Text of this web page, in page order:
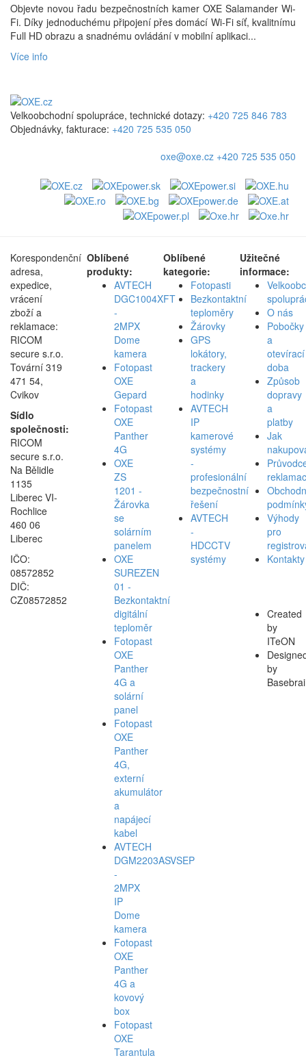
Objevte novou řadu bezpečnostních kamer OXE Salamander Wi-
Fi. Díky jednoduchému připojení přes domácí Wi-Fi síť, kvalitnímu
Full HD obrazu a snadnému ovládání v mobilní aplikaci...
Více info
Velkoobchodní spolupráce, technické dotazy: +420 725 846 783
Objednávky, fakturace: +420 725 535 050
oxe@oxe.cz +420 725 535 050
Korespondenční
adresa,
expedice,
vrácení
zboží a
reklamace:
RICOM
secure s.r.o.
Tovární 319
471 54,
Cvikov
Sídlo
společnosti:
RICOM
secure s.r.o.
Na Bělidle
1135
Liberec VI-
Rochlice
460 06
Liberec
IČO:
08572852
DIČ:
CZ08572852
Oblíbené
produkty:
AVTECH
DGC1004XFT
-
2MPX
Dome
kamera
Fotopast
OXE
Gepard
Fotopast
OXE
Panther
4G
OXE
ZS
1201 -
Žárovka
se
solárním
panelem
OXE
SUREZEN
01 -
Bezkontaktní
digitální
teploměr
Fotopast
OXE
Panther
4G a
solární
panel
Fotopast
OXE
Panther
4G,
externí
akumulátor
a
napájecí
kabel
AVTECH
DGM2203ASVSEP
-
2MPX
IP
Dome
kamera
Fotopast
OXE
Panther
4G a
kovový
box
Fotopast
OXE
Tarantula
Oblíbené
kategorie:
Fotopasti
Bezkontaktní
teploměry
Žárovky
GPS
lokátory,
trackery
a
hodinky
AVTECH
IP
kamerové
systémy
-
profesionální
bezpečnostní
řešení
AVTECH
-
HDCCTV
systémy
Užitečné
informace:
O nás
Pobočky
a
otevírací
doba
Způsob
dopravy
a
platby
Jak
Výhody
pro
Kontakty
Created
by
ITeON
by